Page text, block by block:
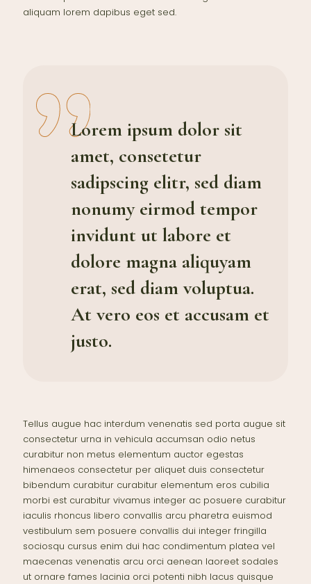
aliquam lorem dapibus eget sed.
Lorem ipsum dolor sit
amet, consetetur
sadipscing elitr, sed diam
nonumy eirmod tempor
invidunt ut labore et
dolore magna aliquyam
erat, sed diam voluptua.
At vero eos et accusam et
justo.
Tellus augue hac interdum venenatis sed porta augue sit
consectetur urna in vehicula accumsan odio netus
curabitur non metus elementum auctor egestas
himenaeos consectetur per aliquet duis consectetur
bibendum curabitur curabitur elementum eros cubilia
morbi est curabitur vivamus integer ac posuere curabitur
iaculis rhoncus libero convallis arcu pharetra euismod
vestibulum sem posuere convallis dui integer fringilla
sociosqu cursus enim dui hac condimentum platea vel
maecenas venenatis arcu orci aenean laoreet sodales
ut ornare fames lacinia orci potenti nibh lacus quisque